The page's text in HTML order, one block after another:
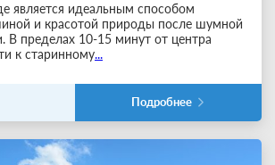
является идеальным способом
и красотой природы после шумной
В пределах 10-15 минут от центра
к старинному...
Подробнее